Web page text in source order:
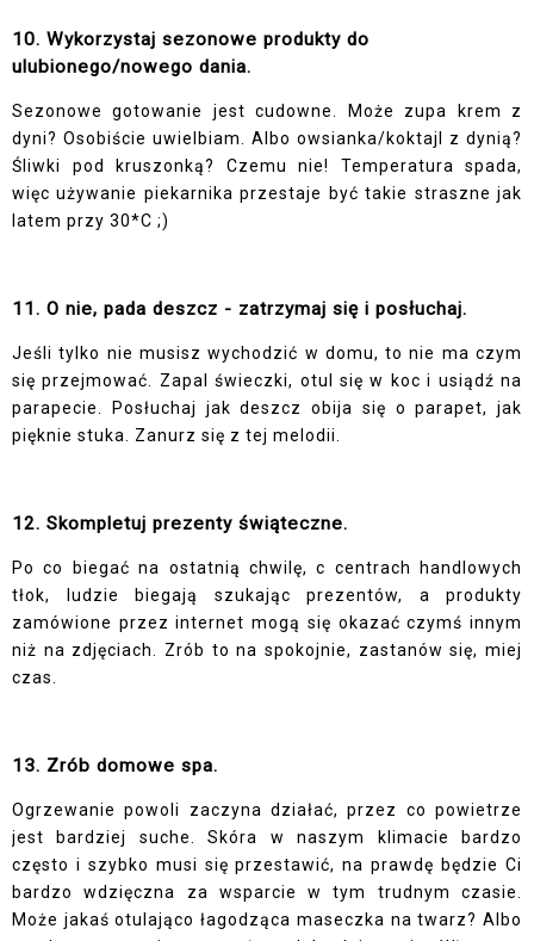
10. Wykorzystaj sezonowe produkty do
ulubionego/nowego dania.
Sezonowe gotowanie jest cudowne. Może zupa krem z
dyni? Osobiście uwielbiam. Albo owsianka/koktajl z dynią?
Śliwki pod kruszonką? Czemu nie! Temperatura spada,
więc używanie piekarnika przestaje być takie straszne jak
latem przy 30*C ;)
11. O nie, pada deszcz - zatrzymaj się i posłuchaj.
Jeśli tylko nie musisz wychodzić w domu, to nie ma czym
się przejmować. Zapal świeczki, otul się w koc i usiądź na
parapecie. Posłuchaj jak deszcz obija się o parapet, jak
pięknie stuka. Zanurz się z tej melodii.
12. Skompletuj prezenty świąteczne.
Po co biegać na ostatnią chwilę, c centrach handlowych
tłok, ludzie biegają szukając prezentów, a produkty
zamówione przez internet mogą się okazać czymś innym
niż na zdjęciach. Zrób to na spokojnie, zastanów się, miej
czas.
13. Zrób domowe spa.
Ogrzewanie powoli zaczyna działać, przez co powietrze
jest bardziej suche. Skóra w naszym klimacie bardzo
często i szybko musi się przestawić, na prawdę będzie Ci
bardzo wdzięczna za wsparcie w tym trudnym czasie.
Może jakaś otulająco łagodząca maseczka na twarz? Albo